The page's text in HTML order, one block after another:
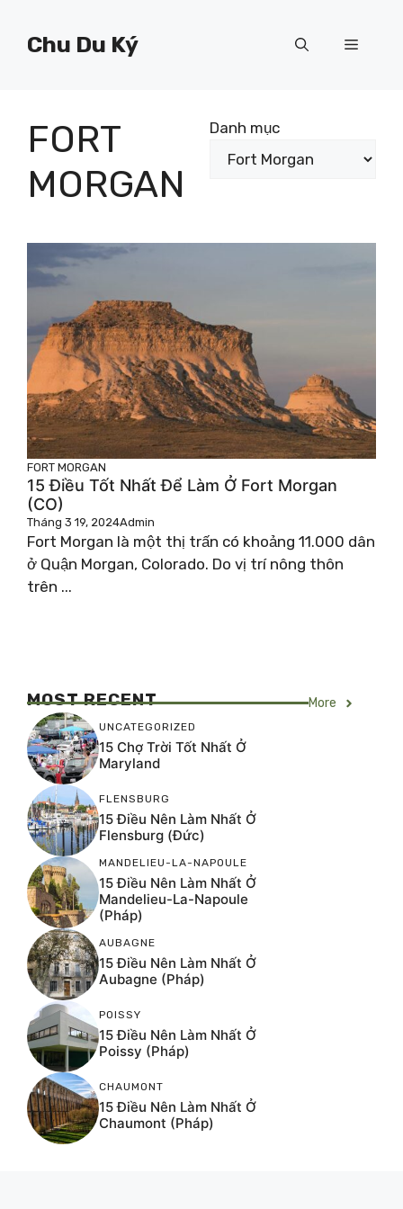
Chu Du Ký Menu
FORT
MORGAN
Danh mục
FORT MORGAN
15 Điều Tốt Nhất Để Làm Ở Fort Morgan
(CO)
Tháng 3 19, 2024Admin
Fort Morgan là một thị trấn có khoảng 11.000 dân
ở Quận Morgan, Colorado. Do vị trí nông thôn
trên ...
MOST RECENT More
UNCATEGORIZED
15 Chợ Trời Tốt Nhất Ở
Maryland
FLENSBURG
15 Điều Nên Làm Nhất Ở
Flensburg (Đức)
MANDELIEU-LA-NAPOULE
15 Điều Nên Làm Nhất Ở
Mandelieu-La-Napoule
(Pháp)
AUBAGNE
15 Điều Nên Làm Nhất Ở
Aubagne (Pháp)
POISSY
15 Điều Nên Làm Nhất Ở
Poissy (Pháp)
CHAUMONT
15 Điều Nên Làm Nhất Ở
Chaumont (Pháp)